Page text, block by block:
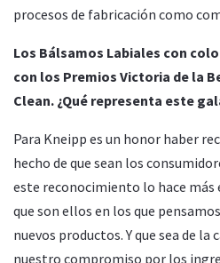
procesos de fabricación como
Los Bálsamos Labiales con
con los Premios Victoria de la
Clean. ¿Qué representa este
Para Kneipp es un honor haber
hecho de que sean los
este reconocimiento lo hace más
que son ellos en los que
nuevos productos. Y que sea de
nuestro compromiso por los